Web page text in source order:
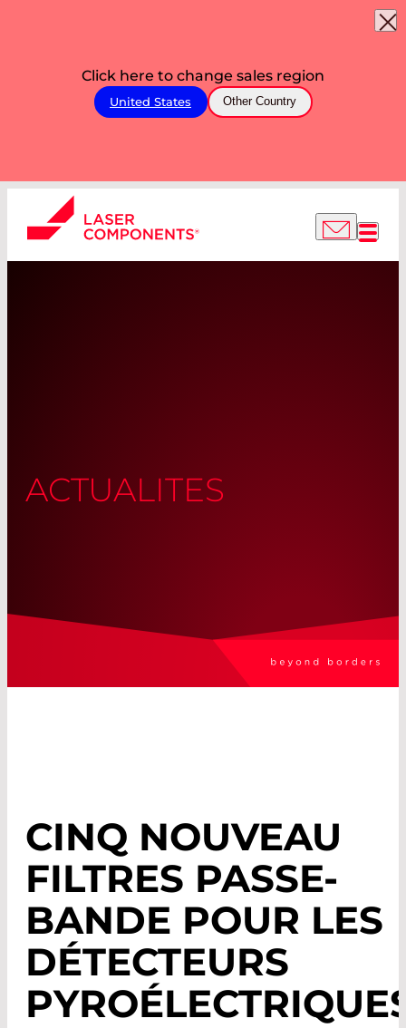
Click here to change sales region
United States Other Country
ACTUALITES
CINQ NOUVEAU
FILTRES PASSE-
BANDE POUR LES
DÉTECTEURS